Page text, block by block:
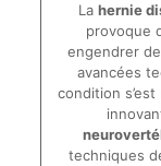
La hernie
provoque
engendrer
avancées
condition
techniques